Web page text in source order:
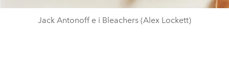
Jack Antonoff e i Bleachers (Alex Lockett)